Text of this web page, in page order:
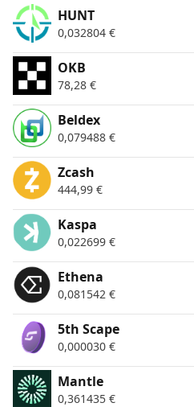
HUNT
0,032804 €
OKB
78,28 €
Beldex
0,079488 €
Zcash
444,99 €
Kaspa
0,022699 €
Ethena
0,081542 €
5th Scape
0,000030 €
Mantle
0,361435 €